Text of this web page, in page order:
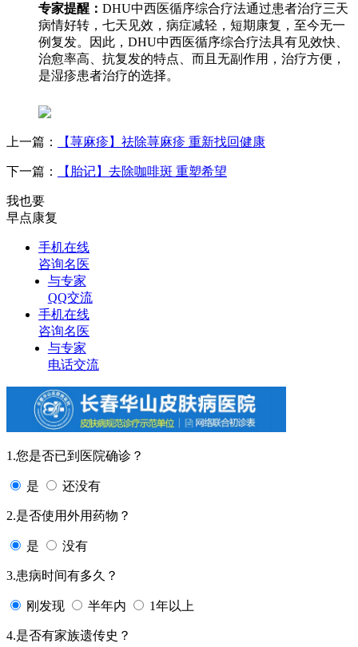
专家提醒： DHU中西医循序综合疗法通过患者治疗三天
病情好转，七天见效，病症减轻，短期康复，至今无一
例复发。因此，DHU中西医循序综合疗法具有见效快、
治愈率高、抗复发的特点、而且无副作用，治疗方便，
是湿疹患者治疗的选择。
上一篇： 【荨麻疹】祛除荨麻疹 重新找回健康
下一篇： 【胎记】去除咖啡斑 重塑希望
我也要
早点康复
手机在线
咨询名医
与专家
QQ交流
手机在线
咨询名医
与专家
电话交流
1.您是否已到医院确诊？
是 还没有
2.是否使用外用药物？
是 没有
3.患病时间有多久？
刚发现 半年内 1年以上
4.是否有家族遗传史？